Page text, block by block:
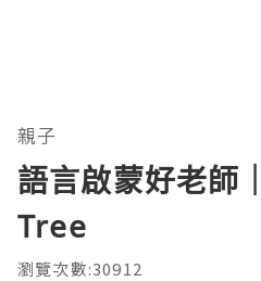
親子
語言啟蒙好老師
Tree
瀏覽次數:30912